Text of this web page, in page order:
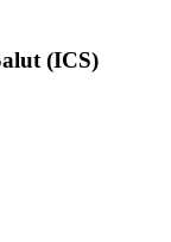
(ICS)